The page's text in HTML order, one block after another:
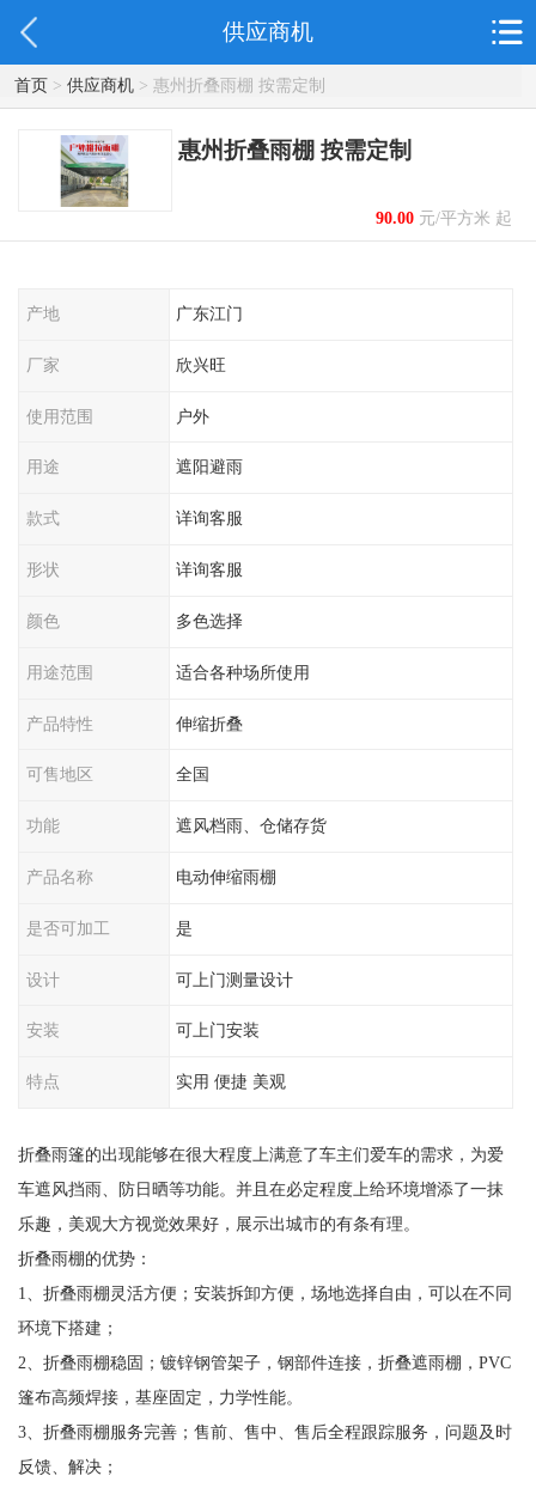
供应商机
首页> 供应商机> 惠州折叠雨棚 按需定制
惠州折叠雨棚 按需定制
90.00元/平方米 起
产地 广东江门
厂家 欣兴旺
使用范围 户外
用途 遮阳避雨
款式 详询客服
形状 详询客服
颜色 多色选择
用途范围 适合各种场所使用
产品特性 伸缩折叠
可售地区 全国
功能 遮风档雨、仓储存货
产品名称 电动伸缩雨棚
是否可加工 是
设计 可上门测量设计
安装 可上门安装
特点 实用 便捷 美观
折叠雨篷的出现能够在很大程度上满意了车主们爱车的需求，为爱
车遮风挡雨、防日晒等功能。并且在必定程度上给环境增添了一抹
乐趣，美观大方视觉效果好，展示出城市的有条有理。
折叠雨棚的优势：
1、折叠雨棚灵活方便；安装拆卸方便，场地选择自由，可以在不同
环境下搭建；
2、折叠雨棚稳固；镀锌钢管架子，钢部件连接，折叠遮雨棚，PVC
篷布高频焊接，基座固定，力学性能。
3、折叠雨棚服务完善；售前、售中、售后全程跟踪服务，问题及时
反馈、解决；